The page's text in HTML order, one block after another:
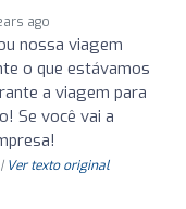
ago
nossa viagem
o que estávamos
a viagem para
Se você vai a
Ver texto original